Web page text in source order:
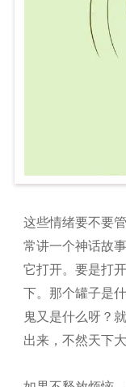
这些情绪要不要
常讲一个神话故
它打开。要是打
下。那个罐子是
鬼又是什么呀？
出来，不然天下大